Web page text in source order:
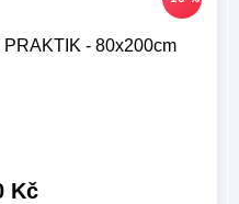
- 80x200cm
Kč